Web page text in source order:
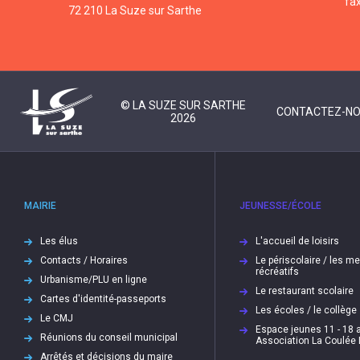
72 210 La Suze sur Sarthe
© LA SUZE SUR SARTHE
2026
CONTACTEZ-
MAIRIE
Les élus
Contacts / Horaires
Urbanisme/PLU en ligne
Cartes d'identité-passeports
Le CMJ
Réunions du conseil municipal
Arrêtés et décisions du maire
JEUNESSE/ÉCOLE
L'accueil de loisirs
Le périscolaire / les
récréatifs
Le restaurant scolaire
Les écoles / le collège
Espace jeunes 11 - 18
Association La Coulée